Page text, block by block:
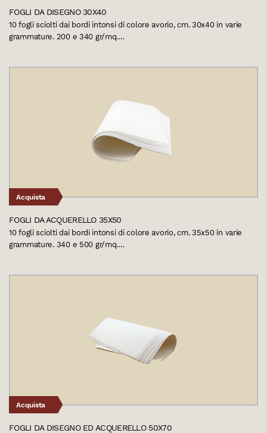
FOGLI DA DISEGNO 30X40
10 fogli sciolti dai bordi intonsi di colore avorio, cm. 30x40 in varie
grammature. 200 e 340 gr/mq.…
Acquista
FOGLI DA ACQUERELLO 35X50
10 fogli sciolti dai bordi intonsi di colore avorio, cm. 35x50 in varie
grammature. 340 e 500 gr/mq.…
Acquista
FOGLI DA DISEGNO ED ACQUERELLO 50X70